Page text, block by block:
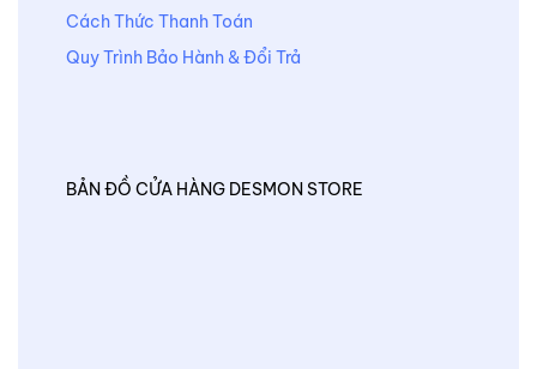
Cách Thức Thanh Toán
Quy Trình Bảo Hành & Đổi Trả
BẢN ĐỒ CỬA HÀNG DESMON STORE